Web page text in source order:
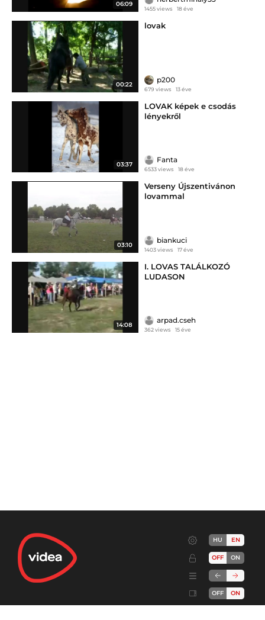
06:09
1455 views 18 éve
00:22
lovak
p200
679 views 13 éve
03:37
LOVAK képek e csodás
lényekről
Fanta
6533 views 18 éve
03:10
Verseny Újszentivánon
lovammal
biankuci
1403 views 17 éve
14:08
I. LOVAS TALÁLKOZÓ
LUDASON
arpad.cseh
362 views 15 éve
HU EN
OFF ON
OFF ON